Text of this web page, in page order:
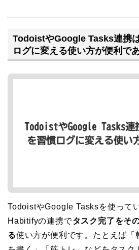
TodoistやGoogle Tasks連携
ログに変える使い方が便利で
TodoistやGoogle Tasksを使って
Habitifyの連携でタスク完了をそ
る使い方が便利です。たとえば「